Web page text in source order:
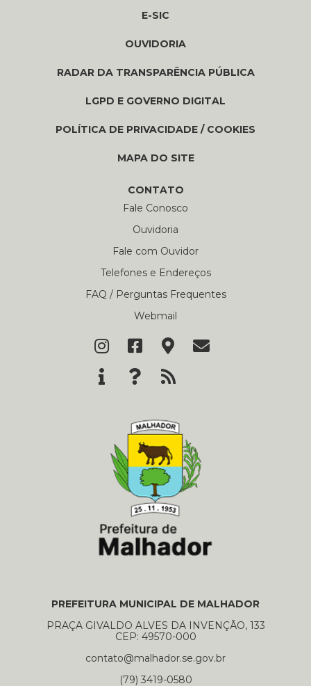
E-SIC
OUVIDORIA
RADAR DA TRANSPARÊNCIA PÚBLICA
LGPD E GOVERNO DIGITAL
POLÍTICA DE PRIVACIDADE / COOKIES
MAPA DO SITE
CONTATO
Fale Conosco
Ouvidoria
Fale com Ouvidor
Telefones e Endereços
FAQ / Perguntas Frequentes
Webmail
PREFEITURA MUNICIPAL DE MALHADOR
PRAÇA GIVALDO ALVES DA INVENÇÃO, 133
CEP: 49570-000
contato@malhador.se.gov.br
(79) 3419-0580